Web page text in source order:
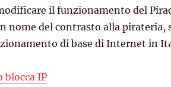
il funzionamento del
nome del contrasto alla pirateria,
di base di Internet in
blocca IP